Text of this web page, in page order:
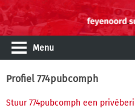
Menu
Profiel 774pubcomph
Stuur 774pubcomph een